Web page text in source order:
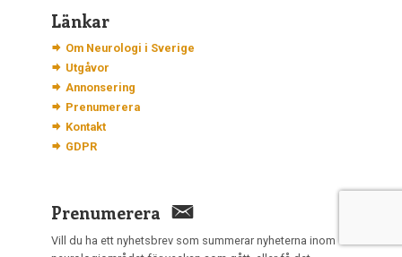
Länkar
Om Neurologi i Sverige
Utgåvor
Annonsering
Prenumerera
Kontakt
GDPR
Prenumerera
Vill du ha ett nyhetsbrev som summerar nyheterna inom